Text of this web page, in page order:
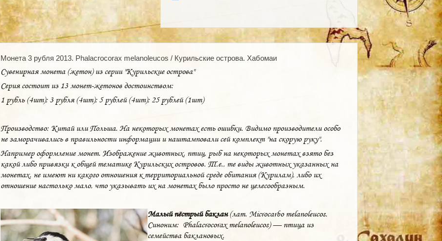
Монета 3 рубля 2013. Phalacrocorax melanoleucos / Курильские острова. Хабомаи
Сувенирная монета (жетон) из серии "Курильские острова"
Серия состоит из 13 монет-жетонов достоинством:
1 рубль (4шт); 3 рубля (4шт); 5 рублей (4шт); 25 рублей (1шт)
Производство: Китай или Польша. На некоторых монетах есть ошибки. Видимо производители особо
не заморачивались в правильности информации и наштамповали сей комплект "на скорую руку".
Например оформление монет. Изображение животных, птиц, рыб на некоторых монетах взято без
какой либо привязки к общей тематике Курильских островов. Т.е., те виды животных указанных на
монетах, не имеют ни какого отношения к территориальной среде обитания (Курилам), либо их
отношение настолько мало, что указывать их на монетах было просто не целесообразным.
Малый пёстрый баклан(лат. Microcarbo melanoleucos.
Синоним: Phalacrocorax melanoleucos) — птица из
семейства баклановых.